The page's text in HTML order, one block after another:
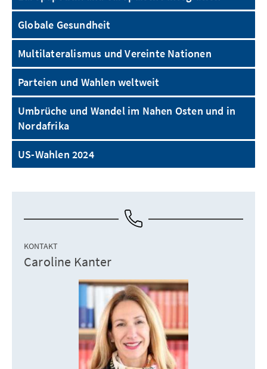
Globale Gesundheit
Multilateralismus und Vereinte Nationen
Parteien und Wahlen weltweit
Umbrüche und Wandel im Nahen Osten und in
Nordafrika
US-Wahlen 2024
KONTAKT
Caroline Kanter